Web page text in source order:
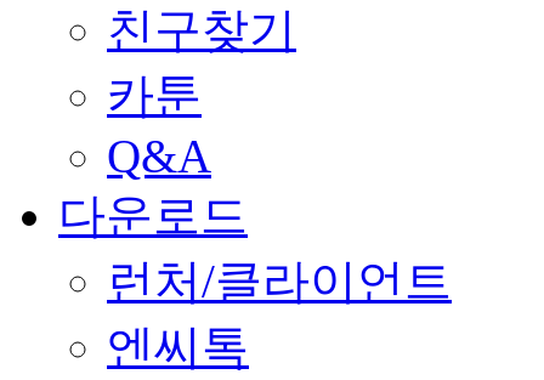
친구찾기
카툰
Q&A
다운로드
런처/클라이언트
엔씨톡